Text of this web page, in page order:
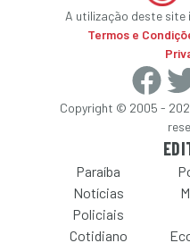
A utilização deste site
Termos e
Copyright © 2005 -
Paraíba
Notícias
Policiais
Cotidiano